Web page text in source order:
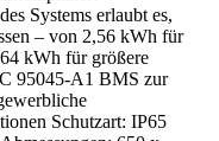
Systems erlaubt es,
– von 2,56 kWh für
kWh für größere
95045-A1 BMS zur
Schutzart: IP65